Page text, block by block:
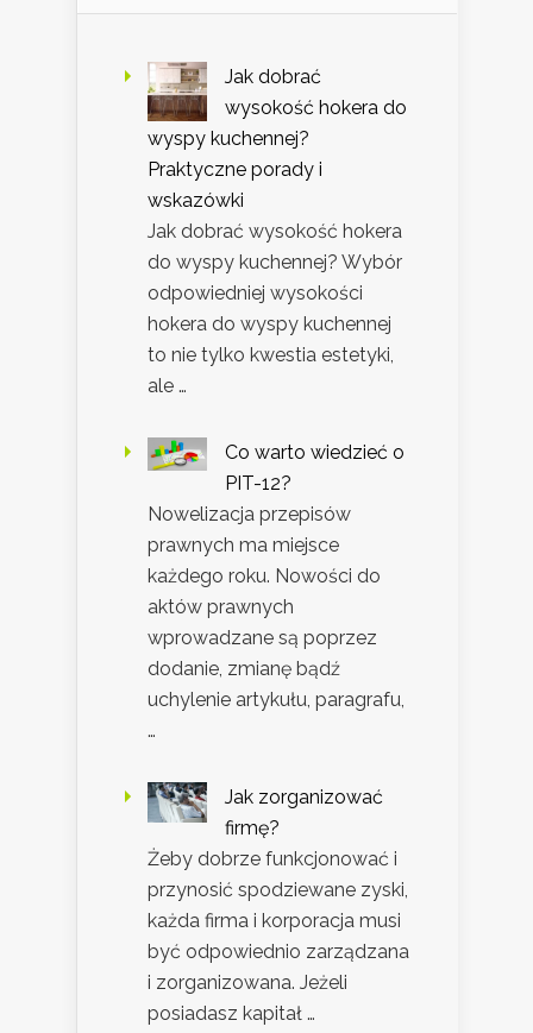
Jak dobrać
wysokość hokera do
wyspy kuchennej?
Praktyczne porady i
wskazówki
Jak dobrać wysokość hokera
do wyspy kuchennej? Wybór
odpowiedniej wysokości
hokera do wyspy kuchennej
to nie tylko kwestia estetyki,
ale …
Co warto wiedzieć o
PIT-12?
Nowelizacja przepisów
prawnych ma miejsce
każdego roku. Nowości do
aktów prawnych
wprowadzane są poprzez
dodanie, zmianę bądź
uchylenie artykułu, paragrafu,
…
Jak zorganizować
firmę?
Żeby dobrze funkcjonować i
przynosić spodziewane zyski,
każda firma i korporacja musi
być odpowiednio zarządzana
i zorganizowana. Jeżeli
posiadasz kapitał …